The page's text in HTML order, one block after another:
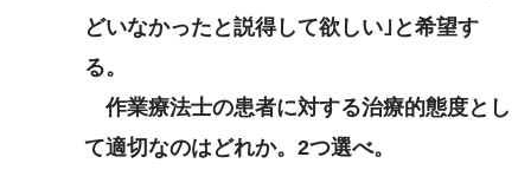
どいなかったと説得して欲しい｣と希望す
る。
作業療法士の患者に対する治療的態度とし
て適切なのはどれか。2つ選べ。